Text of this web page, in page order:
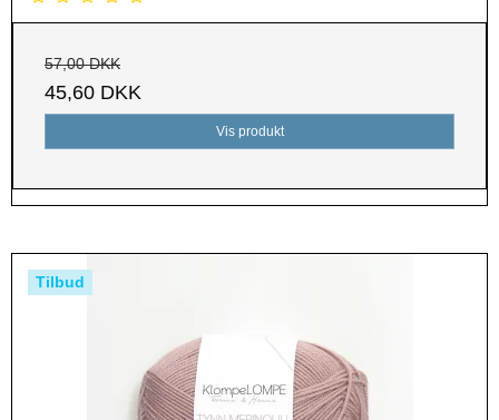
57,00 DKK
45,60 DKK
Vis produkt
Tilbud